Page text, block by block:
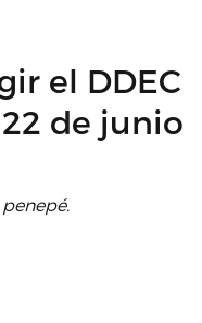
el DDEC
de junio